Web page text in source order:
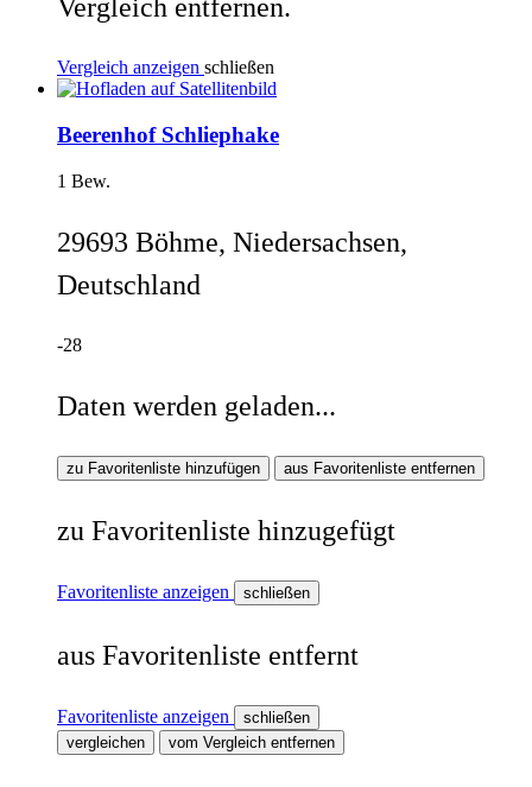
Vergleich entfernen.
Vergleich anzeigen schließen
Beerenhof Schliephake
1 Bew.
29693 Böhme, Niedersachsen,
Deutschland
-28
Daten werden geladen...
zu Favoritenliste hinzufügen aus Favoritenliste entfernen
zu Favoritenliste hinzugefügt
Favoritenliste anzeigen schließen
aus Favoritenliste entfernt
Favoritenliste anzeigen
schließen
vergleichen
vom Vergleich entfernen